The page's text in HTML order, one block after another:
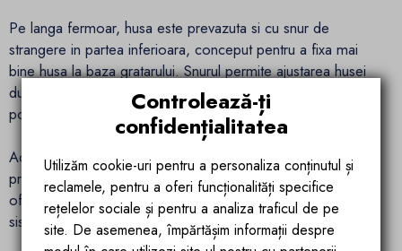
Pe langa fermoar, husa este prevazuta si cu snur de
strangere in partea inferioara, conceput pentru a fixa mai
bine husa la baza gratarului. Snurul permite ajustarea husei
dupa forma gratarului si ajuta la mentinerea acesteia in
pozitie.
Aceasta combinatie intre fermoar si snur face ca husa sa fie
practica, usor de folosit si potrivita pentru utilizare frecventa,
oferind o acoperire mai bine asezata fata de o husa fara
sistem de fixare.
Controlează-ți
confidențialitatea
Utilizăm cookie-uri pentru a personaliza conținutul și
reclamele, pentru a oferi funcționalități specifice
rețelelor sociale și pentru a analiza traficul de pe
site. De asemenea, împărtășim informații despre